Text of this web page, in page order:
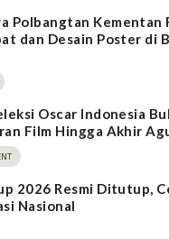
Polbangtan Kementan
dan Desain Poster di
Oscar Indonesia
Film Hingga Akhir
2026 Resmi Ditutup,
Nasional